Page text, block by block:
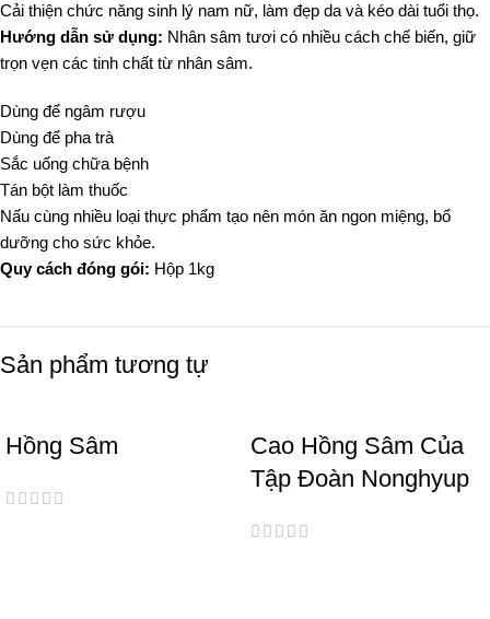
Cải thiện chức năng sinh lý nam nữ, làm đẹp da và kéo dài tuổi thọ.
Hướng dẫn sử dụng: Nhân sâm tươi có nhiều cách chế biến, giữ
trọn vẹn các tinh chất từ nhân sâm.
Dùng để ngâm rượu
Dùng để pha trà
Sắc uống chữa bệnh
Tán bột làm thuốc
Nấu cùng nhiều loại thực phẩm tạo nên món ăn ngon miệng, bổ
dưỡng cho sức khỏe.
Quy cách đóng gói: Hộp 1kg
Sản phẩm tương tự
Hồng Sâm
Cao Hồng Sâm Của
Tập Đoàn Nonghyup